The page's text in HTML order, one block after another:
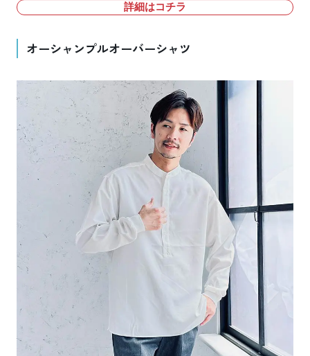
詳細はコチラ
オーシャンプルオーバーシャツ